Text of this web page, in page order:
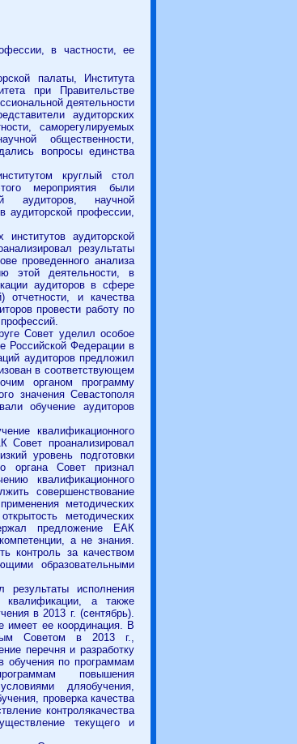
в частности, ее
палаты, Института
при Правительстве
деятельности
аудиторских
саморегулируемых
общественности,
вопросы единства
круглый стол
мероприятия были
аудиторов, научной
аудиторской профессии,
аудиторской
результаты
проведенного анализа
этой деятельности, в
аудиторов в сфере
отчетности, и качества
провести работу по
Совет уделил особое
Российской Федерации в
аудиторов предложил
в соответствующем
органом программу
значения Севастополя
обучение аудиторов
квалификационного
Совет проанализировал
уровень подготовки
органа Совет признал
квалификационного
совершенствование
методических
методических
предложение ЕАК
а не знания.
контроль за качеством
образовательными
исполнения
квалификации, а также
в 2013 г. (сентябрь).
имеет ее координация. В
Советом в 2013 г.,
перечня и разработку
обучения по программам
повышения
дляобучения,
проверка качества
контролякачества
текущего и